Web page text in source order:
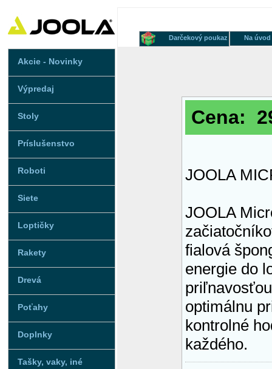
Akcie - Novinky
Výpredaj
Stoly
Príslušenstvo
Roboti
Siete
Loptičky
Rakety
Drevá
Poťahy
Doplnky
Tašky, vaky, iné
Na úvod
Darčekový poukaz
Cena:
JOOLA
JOOLA
fialová
energie do
optimálnu
kontrolné
každého.